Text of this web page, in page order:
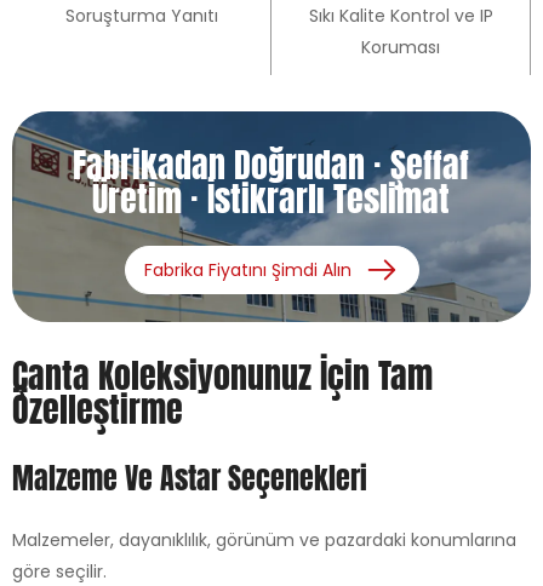
Soruşturma Yanıtı
Sıkı Kalite Kontrol ve IP
Koruması
Fabrikadan Doğrudan · Şeffaf
Üretim · İstikrarlı Teslimat
Fabrika Fiyatını Şimdi Alın
Çanta Koleksiyonunuz İçin Tam
Özelleştirme
Malzeme Ve Astar Seçenekleri
Malzemeler, dayanıklılık, görünüm ve pazardaki konumlarına
göre seçilir.